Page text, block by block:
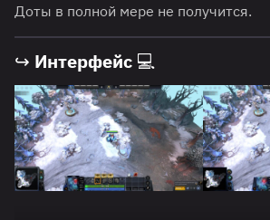
Доты в полной мере не получится.
↪ Интерфейс 💻